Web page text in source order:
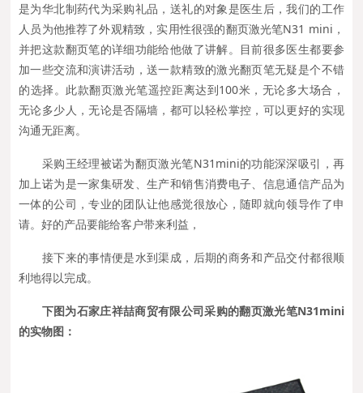
是为华北制药代为采购礼品，送礼的对象是医生后，我们的工作
人员为他推荐了外观精致，实用性很强的翻页激光笔N31 mini，
并把这款翻页笔的详细功能给他做了讲解。目前很多医生都要参
加一些交流和演讲活动，送一款精致的激光翻页笔无疑是个不错
的选择。此款翻页激光笔遥控距离达到100米，无论多大场合，
无论多少人，无论是否隔墙，都可以轻松掌控，可以更好的实现
沟通无距离。
采购王经理被诺为翻页激光笔N31mini的功能深深吸引，再
加上诺为是一家集研发、生产和销售消费电子、信息通信产品为
一体的公司，专业的团队让他感觉很放心，随即就向领导作了申
请。好的产品要能给客户带来利益，
接下来的事情便是水到渠成，后期的商务和产品交付都很顺
利地得以完成。
下图为石家庄祥喆商贸有限公司采购的翻页激光笔N31mini
的实物图：